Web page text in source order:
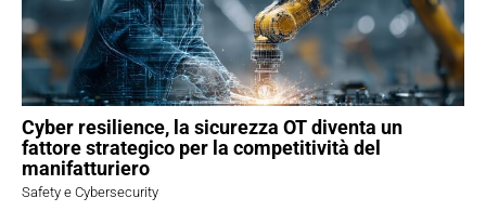
Cyber resilience, la sicurezza OT diventa un
fattore strategico per la competitività del
manifatturiero
Safety e Cybersecurity